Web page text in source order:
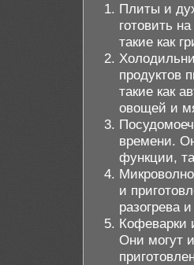
Плиты и
готовить
такие как
продуктов
такие как
овощей и
времени.
функции,
и
разогрева
Кофеварки
Они могут